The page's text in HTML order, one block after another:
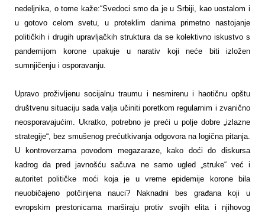
nedeljnika, o tome kaže:“Svedoci smo da je u Srbiji, kao uostalom i
u gotovo celom svetu, u proteklim danima primetno nastojanje
političkih i drugih upravljačkih struktura da se kolektivno iskustvo s
pandemijom korone upakuje u narativ koji neće biti izložen
sumnjičenju i osporavanju.
Upravo proživljenu socijalnu traumu i nesmirenu i haotičnu opštu
društvenu situaciju sada valja učiniti poretkom regularnim i zvanično
neosporavajućim. Ukratko, potrebno je preći u polje dobre „izlazne
strategije“, bez smušenog prećutkivanja odgovora na logična pitanja.
U kontroverzama povodom megazaraze, kako doći do diskursa
kadrog da pred javnošću sačuva ne samo ugled „struke“ već i
autoritet političke moći koja je u vreme epidemije korone bila
neuobičajeno potčinjena nauci? Naknadni bes građana koji u
evropskim prestonicama marširaju protiv svojih elita i njihovog